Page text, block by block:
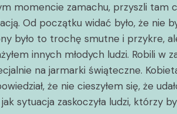
momencie zamachu, przyszli tam
Od początku widać było, że nie
było to trochę smutne i przykre,
innych młodych ludzi. Robili
na jarmarki świąteczne.
że nie cieszyłem się, że
sytuacja zaskoczyła ludzi, którzy